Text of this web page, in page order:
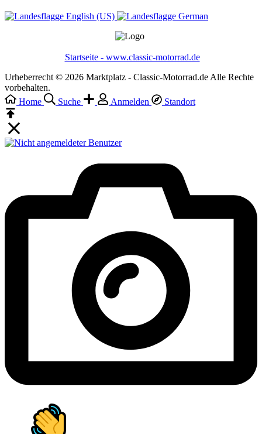
English (US)‎ German‎
Startseite - www.classic-motorrad.de
Urheberrecht © 2026 Marktplatz - Classic-Motorrad.de Alle Rechte
vorbehalten.
Home
Suche Anmelden Standort